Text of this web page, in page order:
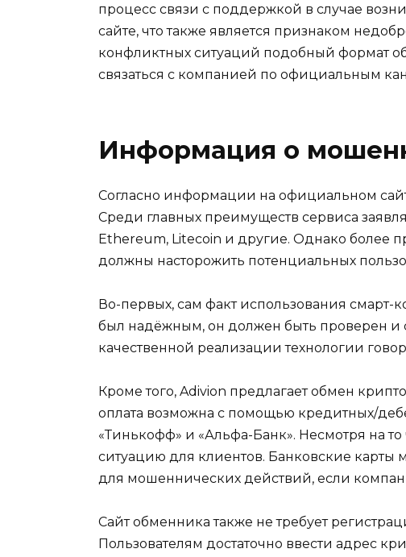
процесс связи с поддержкой в случае
сайте, что также является признаком
конфликтных ситуаций подобный формат
связаться с компанией по официальным
Информация о
Согласно информации на официальном
Среди главных преимуществ сервиса
Ethereum, Litecoin и другие. Однако более
должны насторожить потенциальных
Во-первых, сам факт использования смарт-
был надёжным, он должен быть проверен и
качественной реализации технологии
Кроме того, Adivion предлагает обмен
оплата возможна с помощью кредитных/
«Тинькофф» и «Альфа-Банк». Несмотря на
ситуацию для клиентов. Банковские карты
для мошеннических действий, если
Сайт обменника также не требует
Пользователям достаточно ввести адрес